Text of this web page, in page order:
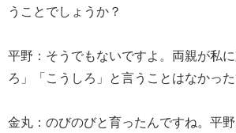
うことでしょうか？
平野：そうでもないですよ。両親が私
ろ」「こうしろ」と言うことはなかった
金丸：のびのびと育ったんですね。平